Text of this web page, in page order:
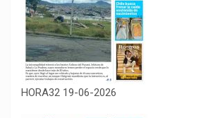
HORA32 19-06-2026